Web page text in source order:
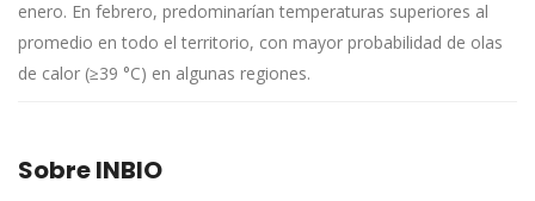
enero. En febrero, predominarían temperaturas superiores al
promedio en todo el territorio, con mayor probabilidad de olas
de calor (≥39 °C) en algunas regiones.
Sobre INBIO